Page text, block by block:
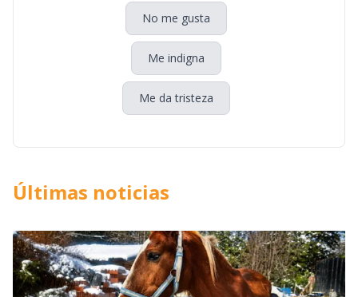
No me gusta
Me indigna
Me da tristeza
Últimas noticias